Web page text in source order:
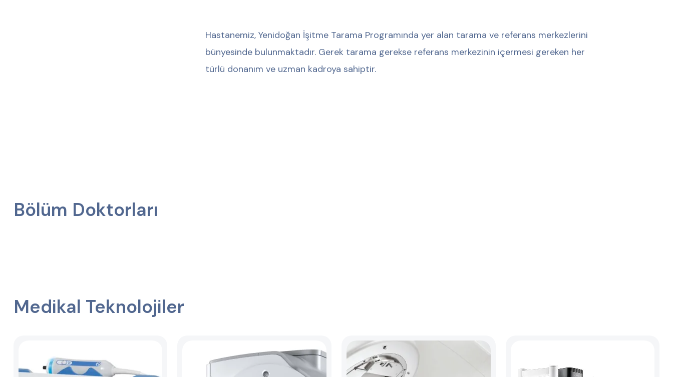
Hastanemiz, Yenidoğan İşitme Tarama Programında yer alan tarama ve referans merkezlerini
bünyesinde bulunmaktadır. Gerek tarama gerekse referans merkezinin içermesi gereken her
türlü donanım ve uzman kadroya sahiptir.
Bölüm Doktorları
Medikal Teknolojiler